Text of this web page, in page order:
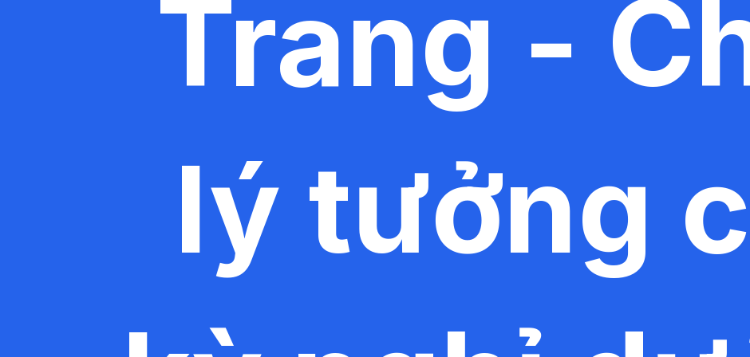
Trang -
lý tưởng